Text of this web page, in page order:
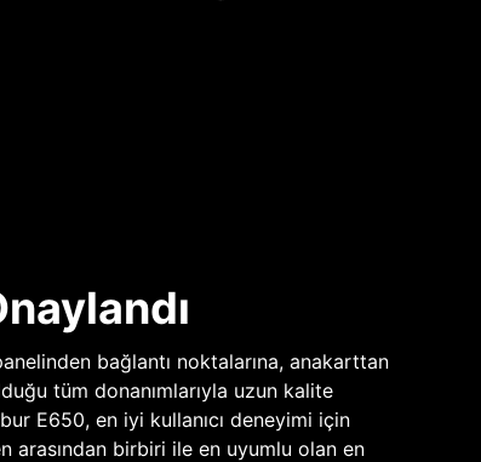
bağlantı noktalarına, anakarttan
tüm donanımlarıyla uzun kalite
E650, en iyi kullanıcı deneyimi için
arasından birbiri ile en uyumlu olan en